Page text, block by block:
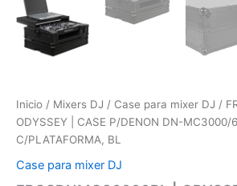
Inicio / Mixers DJ / Case para mixer DJ /
ODYSSEY | CASE P/DENON DN-MC3000/
C/PLATAFORMA, BL
Case para mixer DJ